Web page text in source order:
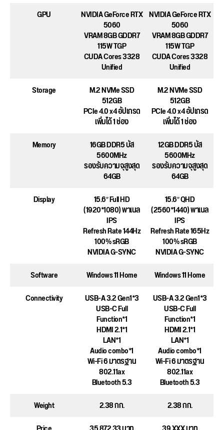
GPU
NVIDIA GeForce RTX
5060
VRAM 8GB GDDR7
115W TGP
CUDA Cores 3328
Unified
NVIDIA GeForce RTX
5060
VRAM 8GB GDDR7
115W TGP
CUDA Cores 3328
Unified
Storage
M.2 NVMe SSD
512GB
PCIe 4.0 x4 อัปเกรด
เพิ่มได้ 1 ช่อง
M.2 NVMe SSD
512GB
PCIe 4.0 x4 อัปเกรด
เพิ่มได้ 1 ช่อง
Memory
16GB DDR5 บัส
5600MHz
รองรับความจุสูงสุด
64GB
12GB DDR5 บัส
5600MHz
รองรับความจุสูงสุด
64GB
Display
15.6″ Full HD
(1920*1080) พาเนล
IPS
Refresh Rate 144Hz
100% sRGB
NVIDIA G-SYNC
15.6″ QHD
(2560*1440) พาเนล
IPS
Refresh Rate 165Hz
100% sRGB
NVIDIA G-SYNC
Software
Windows 11 Home
Windows 11 Home
Connectivity
USB-A 3.2 Gen1*3
USB-C Full
Function*1
HDMI 2.1*1
LAN*1
Audio combo*1
Wi-Fi 6 มาตรฐาน
802.11ax
Bluetooth 5.3
USB-A 3.2 Gen1*3
USB-C Full
Function*1
HDMI 2.1*1
LAN*1
Audio combo*1
Wi-Fi 6 มาตรฐาน
802.11ax
Bluetooth 5.3
Weight
2.38 กก.
2.38 กก.